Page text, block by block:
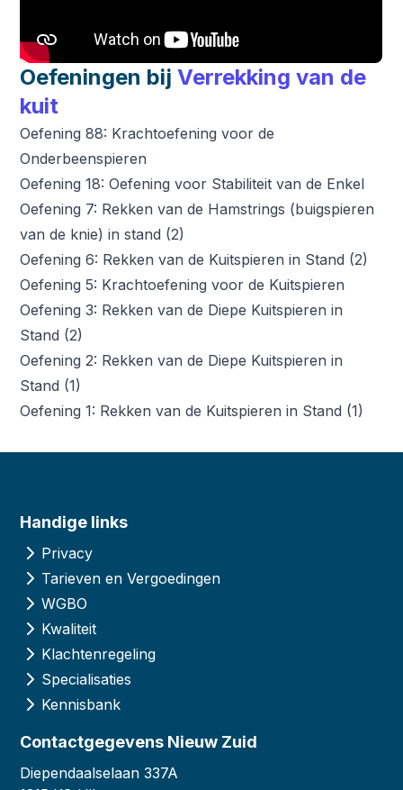
Oefeningen bij Verrekking van de
kuit
Oefening 88: Krachtoefening voor de
Onderbeenspieren
Oefening 18: Oefening voor Stabiliteit van de Enkel
Oefening 7: Rekken van de Hamstrings (buigspieren
van de knie) in stand (2)
Oefening 6: Rekken van de Kuitspieren in Stand (2)
Oefening 5: Krachtoefening voor de Kuitspieren
Oefening 3: Rekken van de Diepe Kuitspieren in
Stand (2)
Oefening 2: Rekken van de Diepe Kuitspieren in
Stand (1)
Oefening 1: Rekken van de Kuitspieren in Stand (1)
Handige links
Privacy
Tarieven en Vergoedingen
WGBO
Kwaliteit
Klachtenregeling
Specialisaties
Kennisbank
Contactgegevens Nieuw Zuid
Diependaalselaan 337A